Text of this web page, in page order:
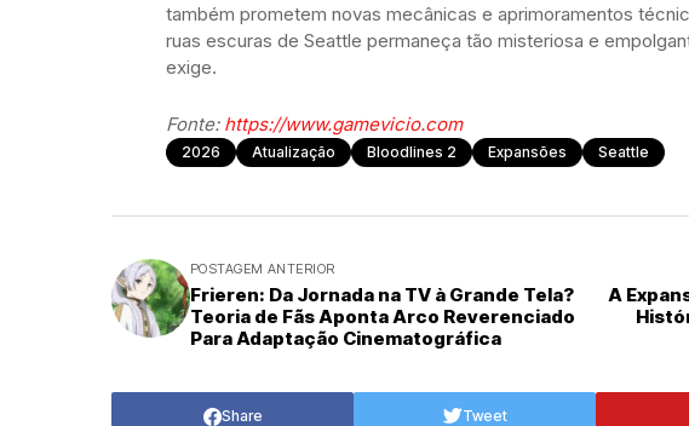
também prometem novas mecânicas e aprimoramentos
ruas escuras de Seattle permaneça tão misteriosa e
exige.
Fonte: https://www.gamevicio.com
2026 Atualização Bloodlines 2 Expansões Seattle
POSTAGEM ANTERIOR
Frieren: Da Jornada na TV à Grande Tela?
Teoria de Fãs Aponta Arco Reverenciado
Para Adaptação Cinematográfica
A
Share Tweet